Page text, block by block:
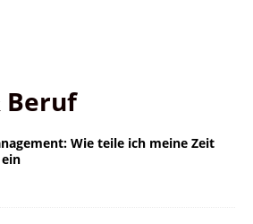
Beruf
Wie teile ich meine Zeit